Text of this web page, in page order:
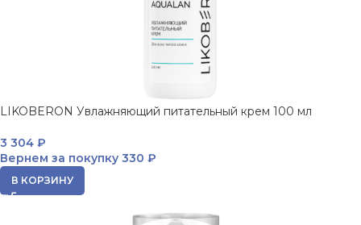
LIKOBERON Увлажняющий питательный крем 100 мл
3 304 ₽
Вернем за покупку 330 ₽
В КОРЗИНУ